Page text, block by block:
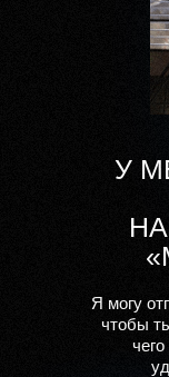
У
Я могу
чтобы
чего